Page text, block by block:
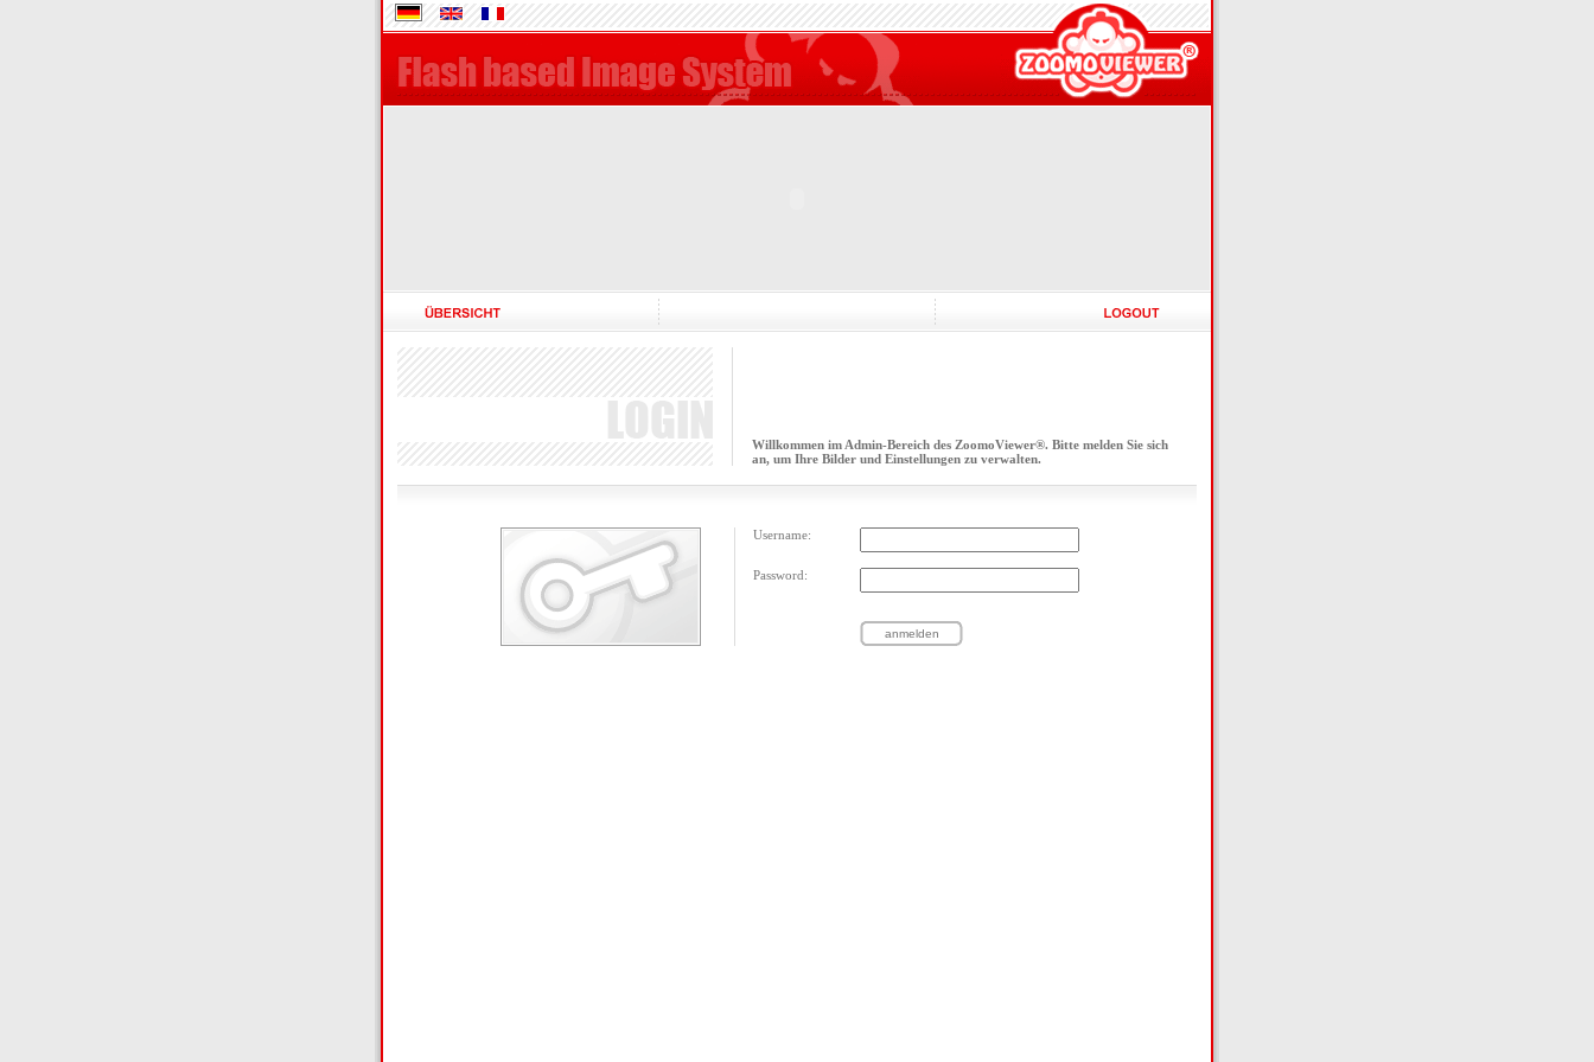
Willkommen im Admin-Bereich des ZoomoViewer®. Bitte melden Sie sich
an, um Ihre Bilder und Einstellungen zu verwalten.
Username:
Password: